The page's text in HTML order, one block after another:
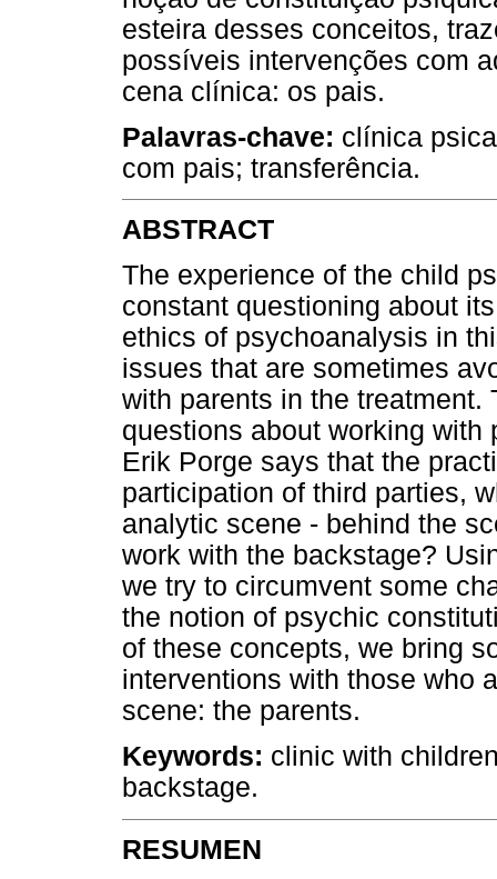
esteira desses conceitos,
possíveis intervenções com
cena clínica: os pais.
Palavras-chave: clínica
com pais; transferência.
ABSTRACT
The experience of the child
constant questioning about
ethics of psychoanalysis in
issues that are sometimes
with parents in the treatment.
questions about working
Erik Porge says that the
participation of third parties,
analytic scene - behind the
work with the backstage?
we try to circumvent some
the notion of psychic
of these concepts, we bring
interventions with those who
scene: the parents.
Keywords: clinic with
backstage.
RESUMEN